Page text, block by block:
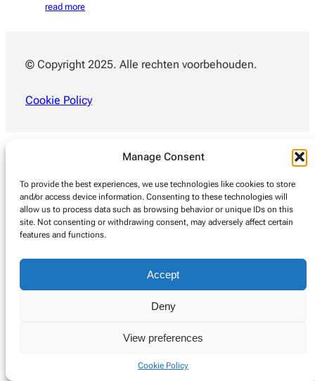
Manage Consent
To provide the best experiences, we use technologies like cookies to store
and/or access device information. Consenting to these technologies will
allow us to process data such as browsing behavior or unique IDs on this
site. Not consenting or withdrawing consent, may adversely affect certain
features and functions.
Accept
Deny
View preferences
Cookie Policy
read more
© Copyright 2025. Alle rechten voorbehouden.
Cookie Policy